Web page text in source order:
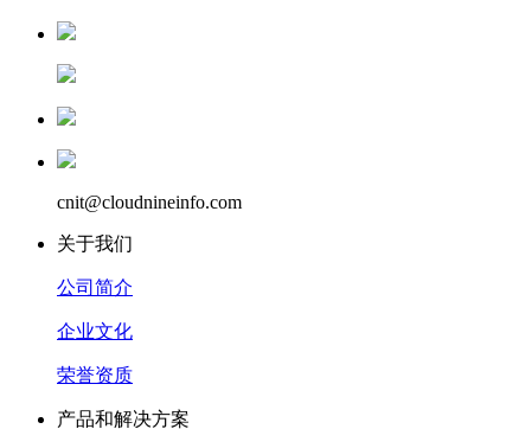
cnit@cloudnineinfo.com
关于我们
公司简介
企业文化
荣誉资质
产品和解决方案